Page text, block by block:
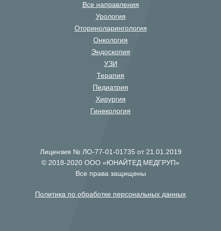
Все направления
Урология
Оториноларингология
Онкология
Эндоскопия
УЗИ
Терапия
Педиатрия
Хирургия
Гинекология
Лицензия № ЛО-77-01-01735 от 21.01.2019
© 2018-2020 ООО «ЮНАЙТЕД МЕДГРУП»
Все права защищены
Политика по обработке персональных данных